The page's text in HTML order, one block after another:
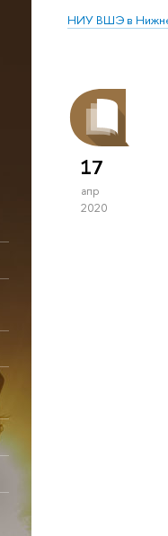
НИУ ВШЭ в
17
апр
2020